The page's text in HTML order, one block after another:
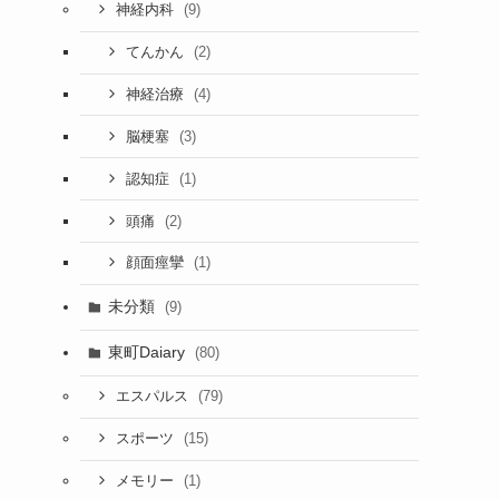
神経内科 (9)
てんかん (2)
神経治療 (4)
脳梗塞 (3)
認知症 (1)
頭痛 (2)
顔面痙攣 (1)
未分類 (9)
東町Daiary (80)
エスパルス (79)
スポーツ (15)
メモリー (1)